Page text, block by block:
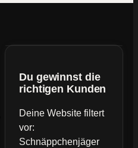
Du gewinnst die
richtigen Kunden
Deine Website filtert
vor:
Schnäppchenjäger